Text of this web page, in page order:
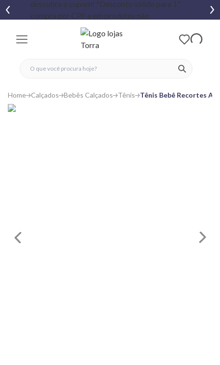
ver
fechar menu
fechar menu
favoritos
Home Calçados Bebês Calçados Tênis Tênis Bebê Recortes